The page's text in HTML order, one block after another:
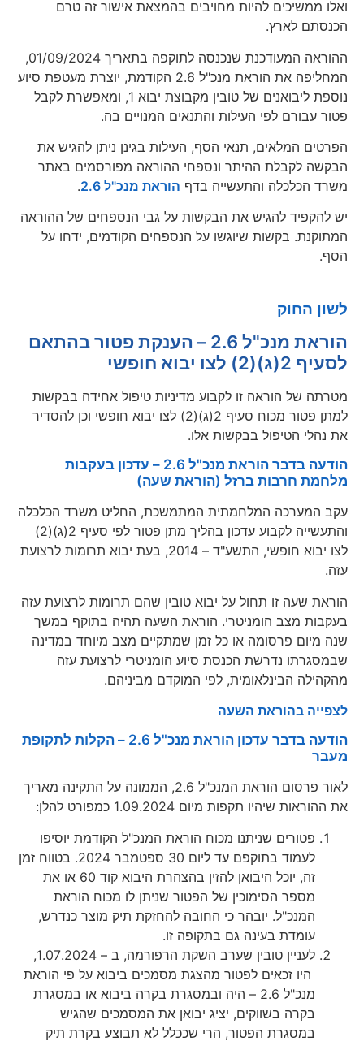
ואלו ממשיכים להיות מחויבים בהמצאת אישור זה טרם
הכנסתם לארץ.
ההוראה המעודכנת שנכנסה לתוקפה בתאריך 01/09/2024,
המחליפה את הוראת מנכ"ל 2.6 הקודמת, יוצרת מעטפת סיוע
נוספת ליבואנים של טובין מקבוצת יבוא 1, ומאפשרת לקבל
פטור עבורם לפי העילות והתנאים המנויים בה.
הפרטים המלאים, תנאי הסף, העילות בגינן ניתן להגיש את
הבקשה לקבלת ההיתר ונספחי ההוראה מפורסמים באתר
משרד הכלכלה והתעשייה בדף הוראת מנכ"ל 2.6
.
יש להקפיד להגיש את הבקשות על גבי הנספחים של ההוראה
המתוקנת. בקשות שיוגשו על הנספחים הקודמים, ידחו על
הסף.
לשון החוק
הוראת מנכ"ל 2.6 – הענקת פטור בהתאם
לסעיף 2(ג)(2) לצו יבוא חופשי
מטרתה של הוראה זו לקבוע מדיניות טיפול אחידה בבקשות
למתן פטור מכוח סעיף 2(ג)(2) לצו יבוא חופשי וכן להסדיר
את נהלי הטיפול בבקשות אלו.
הודעה בדבר הוראת מנכ"ל 2.6 – עדכון בעקבות
מלחמת חרבות ברזל (הוראת שעה)
עקב המערכה המלחמתית המתמשכת, החליט משרד הכלכלה
והתעשייה לקבוע עדכון בהליך מתן פטור לפי סעיף 2(ג)(2)
לצו יבוא חופשי, התשע"ד – 2014, בעת יבוא תרומות לרצועת
עזה.
הוראת שעה זו תחול על יבוא טובין שהם תרומות לרצועת עזה
בעקבות מצב הומניטרי. הוראת השעה תהיה בתוקף במשך
שנה מיום פרסומה או כל זמן שמתקיים מצב מיוחד במדינה
שבמסגרתו נדרשת הכנסת סיוע הומניטרי לרצועת עזה
מהקהילה הבינלאומית, לפי המוקדם מביניהם.
לצפייה בהוראת השעה
הודעה בדבר עדכון הוראת מנכ"ל 2.6 – הקלות לתקופת
מעבר
לאור פרסום הוראת המנכ"ל 2.6, הממונה על התקינה מאריך
את ההוראות שיהיו תקפות מיום 1.09.2024 כמפורט להלן:
פטורים שניתנו מכוח הוראת המנכ"ל הקודמת יוסיפו
לעמוד בתוקפם עד ליום 30 ספטמבר 2024. בטווח זמן
זה, יוכל היבואן להזין בהצהרת היבוא קוד 60 או את
מספר הסימוכין של הפטור שניתן לו מכוח הוראת
המנכ"ל. יובהר כי החובה להחזקת תיק מוצר כנדרש,
עומדת בעינה גם בתקופה זו.
לעניין טובין שערב השקת הרפורמה, ב – 1.07.2024,
היו זכאים לפטור מהצגת מסמכים ביבוא על פי הוראת
מנכ"ל 2.6 – היה ובמסגרת בקרה ביבוא או במסגרת
בקרה בשווקים, יציג יבואן את המסמכים שהגיש
במסגרת הפטור, הרי שככלל לא תבוצע בקרת תיק